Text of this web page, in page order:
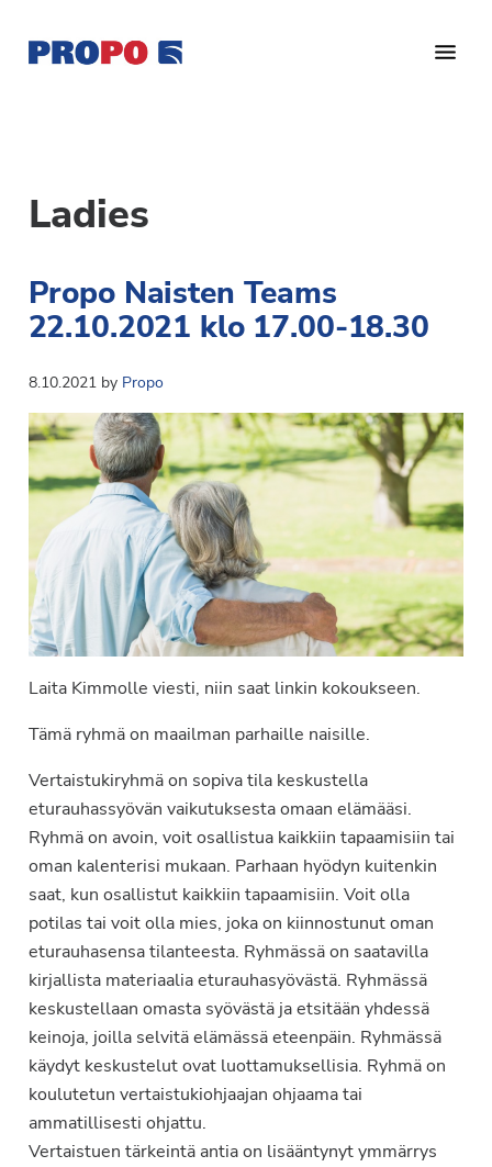
pääsisältöön
alatunnisteeseen
Suomen
eturauhassyöpäyhdistys
Ry
potilasjärjestö,
joka
perustettu
vuonna
1997.
Yhdistys
Suomen
Syöpäyhdistyksen
jäsenjärjestö.
Ladies
Propo Naisten Teams
22.10.2021 klo 17.00-18.30
8.10.2021by Propo
Laita Kimmolle viesti, niin saat linkin kokoukseen.
Tämä ryhmä on maailman parhaille naisille.
Vertaistukiryhmä on sopiva tila keskustella
eturauhassyövän vaikutuksesta omaan elämääsi.
Ryhmä on avoin, voit osallistua kaikkiin tapaamisiin tai
oman kalenterisi mukaan. Parhaan hyödyn kuitenkin
saat, kun osallistut kaikkiin tapaamisiin. Voit olla
potilas tai voit olla mies, joka on kiinnostunut oman
eturauhasensa tilanteesta. Ryhmässä on saatavilla
kirjallista materiaalia eturauhasyövästä. Ryhmässä
keskustellaan omasta syövästä ja etsitään yhdessä
keinoja, joilla selvitä elämässä eteenpäin. Ryhmässä
käydyt keskustelut ovat luottamuksellisia. Ryhmä on
koulutetun vertaistukiohjaajan ohjaama tai
ammatillisesti ohjattu.
Vertaistuen tärkeintä antia on lisääntynyt ymmärrys